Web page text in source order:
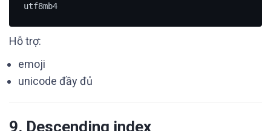
utf8mb4
Hỗ trợ:
emoji
unicode đầy đủ
9. Descending index